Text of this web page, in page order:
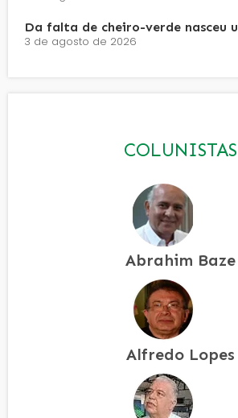
Da falta de cheiro-verde nasceu
3 de agosto de 2026
COLUNISTAS
Abrahim Baze
Alfredo Lopes